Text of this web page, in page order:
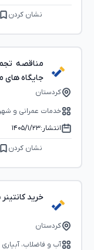
نشان کردن
مناقصه
جایگاه های
کردستان
خدمات عمرانی و
انتشار:۱۴۰۵/۱/۲۳
نشان کردن
خرید
کردستان
آب و فاضلاب، آبیاری